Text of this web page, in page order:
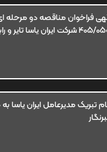
فراخوان مناقصه دو مرحله
تبریک مدیرعامل ایران یاسا